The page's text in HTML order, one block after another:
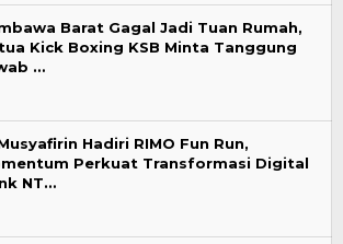
Barat Gagal Jadi Tuan Rumah,
Kick Boxing KSB Minta Tanggung
…
Hadiri RIMO Fun Run,
Perkuat Transformasi Digital
NT…